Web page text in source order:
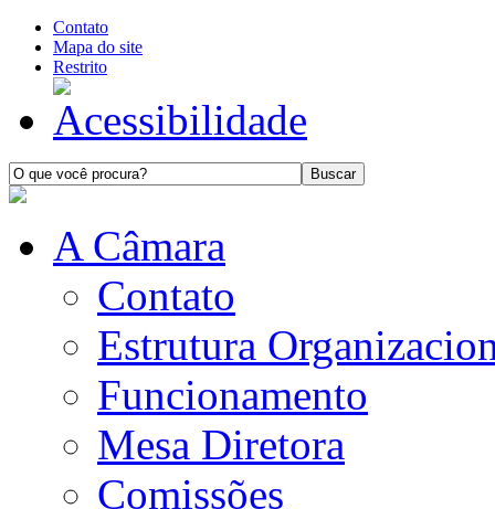
Contato
Mapa do site
Restrito
A Câmara
Contato
Estrutura
Funcionamento
Mesa Diretora
Comissões